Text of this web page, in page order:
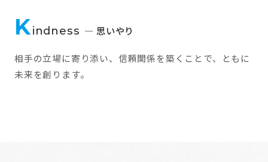
Kindness — 思いやり
相手の立場に寄り添い、信頼関係を築くことで、ともに
未来を創ります。